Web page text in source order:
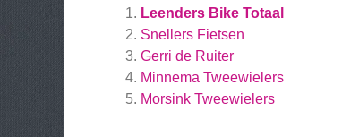
Leenders Bike Totaal
Snellers Fietsen
Gerri de Ruiter
Minnema Tweewielers
Morsink Tweewielers